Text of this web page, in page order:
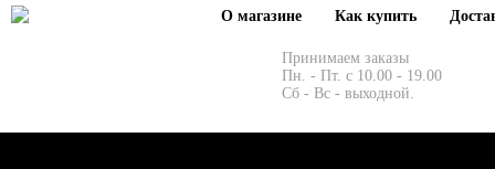
О магазине Как купить
Принимаем заказы
Пн. - Пт. с 10.00 - 19.00
Сб - Вс - выходной.